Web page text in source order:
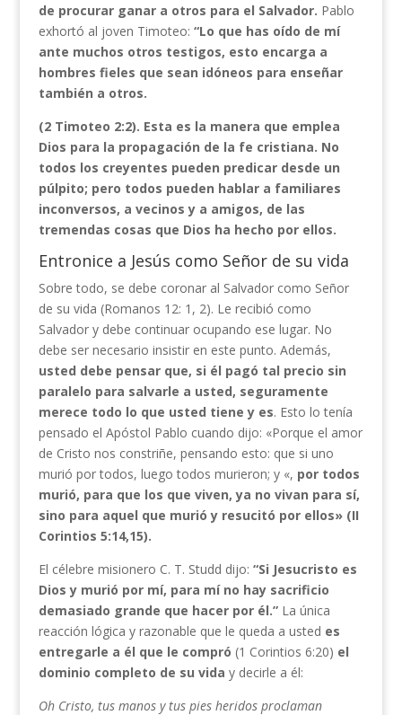
de procurar ganar a otros para el Salvador. Pablo
exhortó al joven Timoteo: “Lo que has oído de mí
ante muchos otros testigos, esto encarga a
hombres fieles que sean idóneos para enseñar
también a otros.
(2 Timoteo 2:2). Esta es la manera que emplea
Dios para la propagación de la fe cristiana. No
todos los creyentes pueden predicar desde un
púlpito; pero todos pueden hablar a familiares
inconversos, a vecinos y a amigos, de las
tremendas cosas que Dios ha hecho por ellos.
Entronice a Jesús como Señor de su vida
Sobre todo, se debe coronar al Salvador como Señor
de su vida (Romanos 12: 1, 2). Le recibió como
Salvador y debe continuar ocupando ese lugar. No
debe ser necesario insistir en este punto. Además,
usted debe pensar que, si él pagó tal precio sin
paralelo para salvarle a usted, seguramente
merece todo lo que usted tiene y es. Esto lo tenía
pensado el Apóstol Pablo cuando dijo: «Porque el amor
de Cristo nos constriñe, pensando esto: que si uno
murió por todos, luego todos murieron; y «, por todos
murió, para que los que viven, ya no vivan para sí,
sino para aquel que murió y resucitó por ellos» (II
Corintios 5:14,15).
El célebre misionero C. T. Studd dijo: “Si Jesucristo es
Dios y murió por mí, para mí no hay sacrificio
demasiado grande que hacer por él.”La única
reacción lógica y razonable que le queda a usted es
entregarle a él que le compró (1 Corintios 6:20) el
dominio completo de su vida y decirle a él:
Oh Cristo, tus manos y tus pies heridos proclaman